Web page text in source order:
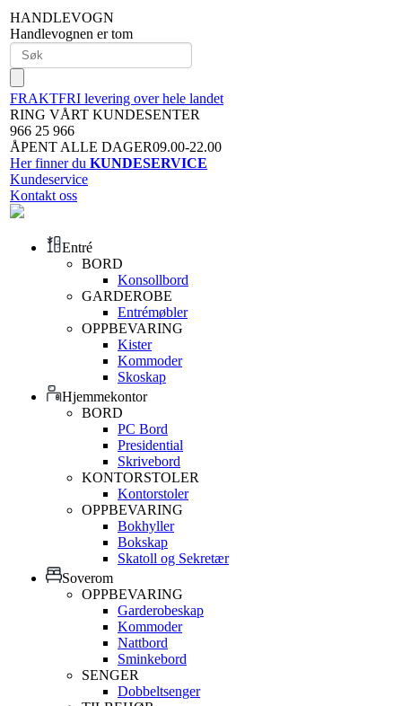
HANDLEVOGN
Handlevognen er tom
FRAKTFRI levering over hele landet
RING VÅRT KUNDESENTER
966 25 966
ÅPENT ALLE DAGER09.00-22.00
Her finner du KUNDESERVICE
Kundeservice
Kontakt oss
Entré
BORD
Konsollbord
GARDEROBE
Entrémøbler
OPPBEVARING
Kister
Kommoder
Skoskap
Hjemmekontor
BORD
PC Bord
Presidential
Skrivebord
KONTORSTOLER
Kontorstoler
OPPBEVARING
Bokhyller
Bokskap
Skatoll og Sekretær
Soverom
OPPBEVARING
Garderobeskap
Kommoder
Nattbord
Sminkebord
SENGER
Dobbeltsenger